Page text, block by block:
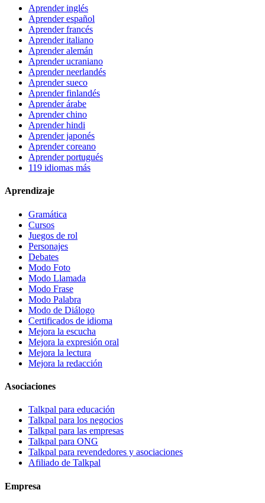
Aprender inglés
Aprender español
Aprender francés
Aprender italiano
Aprender alemán
Aprender ucraniano
Aprender neerlandés
Aprender sueco
Aprender finlandés
Aprender árabe
Aprender chino
Aprender hindi
Aprender japonés
Aprender coreano
Aprender portugués
119 idiomas más
Aprendizaje
Gramática
Cursos
Juegos de rol
Personajes
Debates
Modo Foto
Modo Llamada
Modo Frase
Modo Palabra
Modo de Diálogo
Certificados de idioma
Mejora la escucha
Mejora la expresión oral
Mejora la lectura
Mejora la redacción
Asociaciones
Talkpal para educación
Talkpal para los negocios
Talkpal para las empresas
Talkpal para ONG
Talkpal para revendedores y asociaciones
Afiliado de Talkpal
Empresa